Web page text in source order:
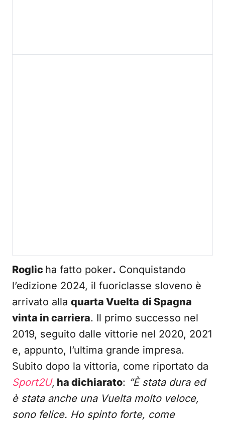
Roglic ha fatto poker. Conquistando
l’edizione 2024, il fuoriclasse sloveno è
arrivato alla quarta Vuelta di Spagna
vinta in carriera. Il primo successo nel
2019, seguito dalle vittorie nel 2020, 2021
e, appunto, l’ultima grande impresa.
Subito dopo la vittoria, come riportato da
Sport2U, ha dichiarato: “È stata dura ed
è stata anche una Vuelta molto veloce,
sono felice. Ho spinto forte, come